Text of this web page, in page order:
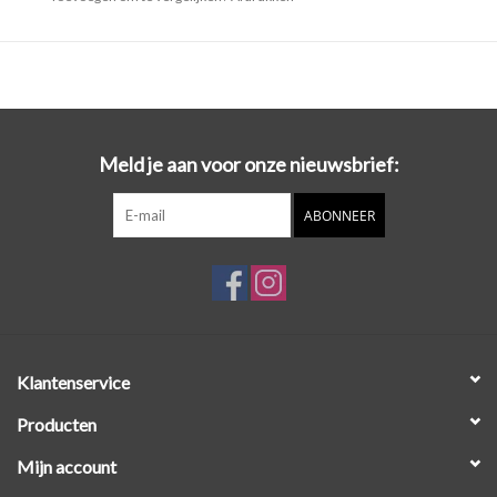
handvaten.
Meld je aan voor onze nieuwsbrief:
ABONNEER
Klantenservice
Producten
Mijn account